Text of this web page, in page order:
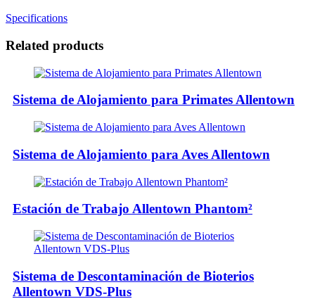
Specifications
Related products
Sistema de Alojamiento para Primates Allentown
Sistema de Alojamiento para Aves Allentown
Estación de Trabajo Allentown Phantom²
Sistema de Descontaminación de Bioterios
Allentown VDS-Plus